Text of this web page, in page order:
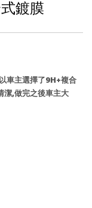
鍍膜
車主選擇了9H+複合
潔,做完之後車主大